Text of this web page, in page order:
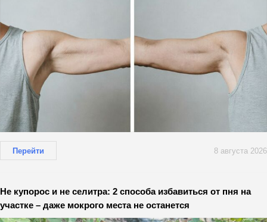
Перейти 8 августа 2026
Не купорос и не селитра: 2 способа избавиться от пня на
участке – даже мокрого места не останется